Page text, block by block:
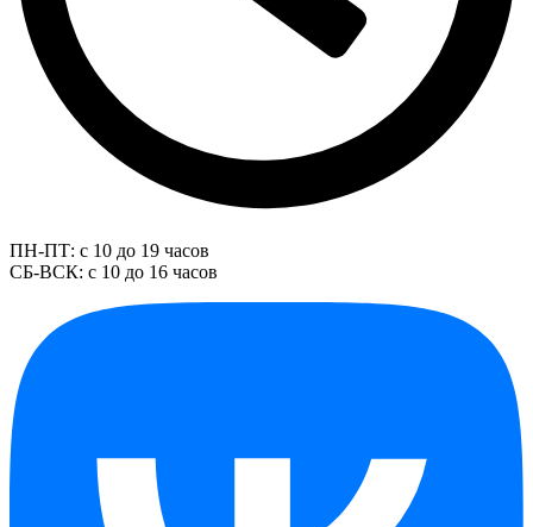
ПН-ПТ: с 10 до 19 часов
СБ-ВСК: с 10 до 16 часов